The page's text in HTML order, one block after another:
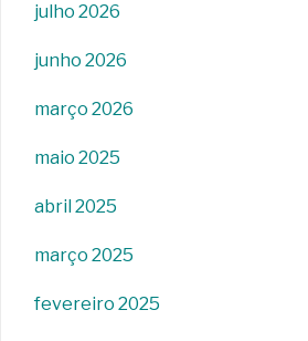
julho 2026
junho 2026
março 2026
maio 2025
abril 2025
março 2025
fevereiro 2025